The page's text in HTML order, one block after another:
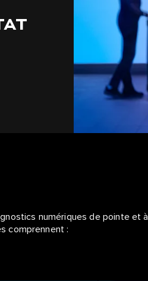
numériques de pointe et à
comprennent :